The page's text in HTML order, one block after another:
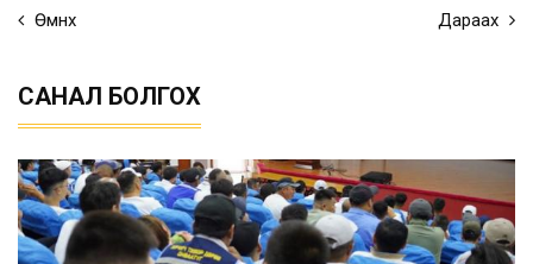
Өмнөх Дараах
САНАЛ БОЛГОХ